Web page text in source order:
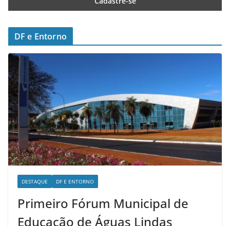
DF e Entorno
DESTAQUE DF E ENTORNO
Primeiro Fórum Municipal de
Educação de Águas Lindas